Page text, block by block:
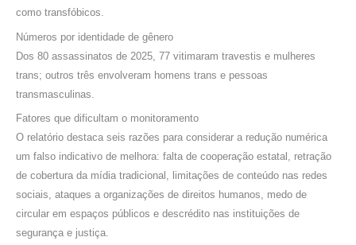
como transfóbicos.
Números por identidade de gênero
Dos 80 assassinatos de 2025, 77 vitimaram travestis e mulheres
trans; outros três envolveram homens trans e pessoas
transmasculinas.
Fatores que dificultam o monitoramento
O relatório destaca seis razões para considerar a redução numérica
um falso indicativo de melhora: falta de cooperação estatal, retração
de cobertura da mídia tradicional, limitações de conteúdo nas redes
sociais, ataques a organizações de direitos humanos, medo de
circular em espaços públicos e descrédito nas instituições de
segurança e justiça.